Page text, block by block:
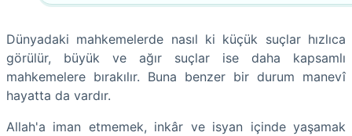
Dünyadaki mahkemelerde nasıl ki küçük suçlar hızlıca
görülür, büyük ve ağır suçlar ise daha kapsamlı
mahkemelere bırakılır. Buna benzer bir durum manevî
hayatta da vardır.
Allah'a iman etmemek, inkâr ve isyan içinde yaşamak